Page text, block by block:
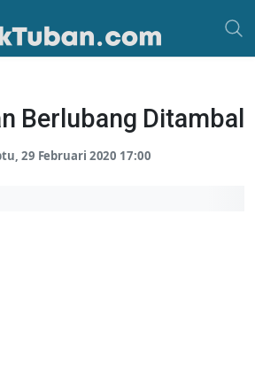
Berlubang Ditambal
29 Februari 2020 17:00